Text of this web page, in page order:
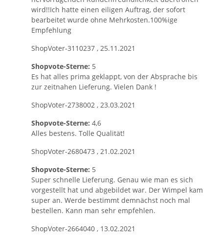
wird!!Ich hatte einen eiligen Auftrag, der sofort
bearbeitet wurde ohne Mehrkosten.100%ige
Empfehlung
ShopVoter-3110237 , 25.11.2021
Shopvote-Sterne: 5
Es hat alles prima geklappt, von der Absprache bis
zur zeitnahen Lieferung. Vielen Dank !
ShopVoter-2738002 , 23.03.2021
Shopvote-Sterne: 4,6
Alles bestens. Tolle Qualität!
ShopVoter-2680473 , 21.02.2021
Shopvote-Sterne: 5
Super schnelle Lieferung. Genau wie man es sich
vorgestellt hat und abgebildet war. Der Wimpel kam
super an. Werde bestimmt demnächst noch mal
bestellen. Kann man sehr empfehlen.
ShopVoter-2664040 , 13.02.2021